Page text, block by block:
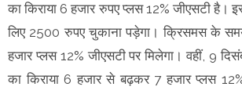
का किराया 6 हजार रुपए प्लस 12% जीएसटी है।
लिए 2500 रुपए चुकाना पड़ेगा। क्रिसमस के
हजार प्लस 12% जीएसटी पर मिलेगा। वहीं, 9
का किराया 6 हजार से बढ़कर 7 हजार प्लस